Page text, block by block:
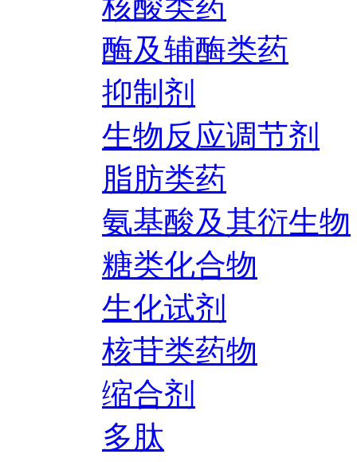
酶及辅酶类药
抑制剂
生物反应调节剂
脂肪类药
氨基酸及其衍生物
糖类化合物
生化试剂
核苷类药物
缩合剂
多肽